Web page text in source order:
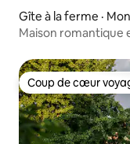
Gîte à la ferme ·
Maison romantique
Coup de cœur
Coup de cœur